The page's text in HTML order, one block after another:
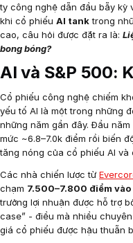
ty công nghệ dẫn đầu bẫy kỳ
khi cổ phiếu AI tanktrong
cao, câu hỏi được đặt ra là:
bong bóng?
AI và S&P 500:
Cổ phiếu công nghệ chiếm
yếu tố AI là một trong những
những năm gần đây. Đầu
mức ~6.8–7.0k điểm rồi biến
tăng nóng của cổ phiếu AI và
Các nhà chiến lược từ
chạm 7.500–7.800 điểm
trưởng lợi nhuận được hỗ trợ
case” - điều mà nhiều
giá cổ phiếu được hậu thuẫn